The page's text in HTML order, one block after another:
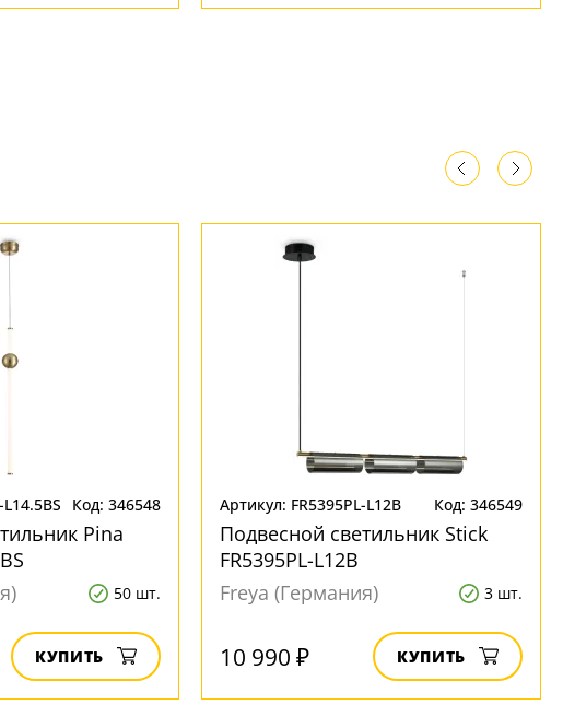
Код: 346548
Pina
50 шт.
КУПИТЬ
Артикул: FR5395PL-L12B Код: 346549
Подвесной светильник Stick
FR5395PL-L12B
Freya (Германия)
3 шт.
10 990 ₽ КУПИТЬ